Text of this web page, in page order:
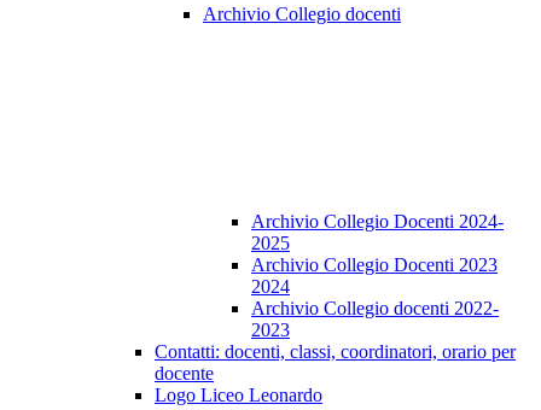
Archivio Collegio docenti
Archivio Collegio Docenti 2024-
2025
Archivio Collegio Docenti 2023
2024
Archivio Collegio docenti 2022-
2023
Contatti: docenti, classi, coordinatori, orario per
docente
Logo Liceo Leonardo